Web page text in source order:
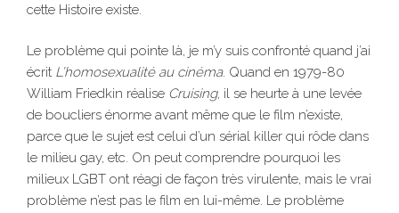
cette Histoire existe.
Le problème qui pointe là, je m’y suis confronté quand j’ai
écrit L’homosexualité au cinéma. Quand en 1979-80
William Friedkin réalise Cruising, il se heurte à une levée
de boucliers énorme avant même que le film n’existe,
parce que le sujet est celui d’un sérial killer qui rôde dans
le milieu gay, etc. On peut comprendre pourquoi les
milieux LGBT ont réagi de façon très virulente, mais le vrai
problème n’est pas le film en lui-même. Le problème